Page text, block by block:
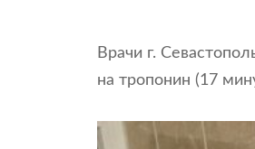
Врачи г.
на тропонин (17